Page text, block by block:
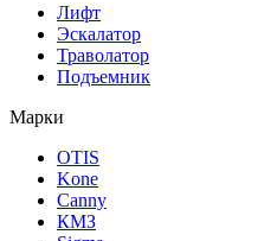
Лифт
Эскалатор
Траволатор
Подъемник
Марки
OTIS
Kone
Canny
КМЗ